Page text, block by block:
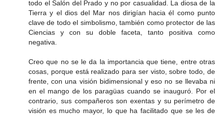
todo el Salón del Prado y no por casualidad. La diosa de la
Tierra y el dios del Mar nos dirigían hacia él como punto
clave de todo el simbolismo, también como protector de las
Ciencias y con su doble faceta, tanto positiva como
negativa.
Creo que no se le da la importancia que tiene, entre otras
cosas, porque está realizado para ser visto, sobre todo, de
frente, con una visión bidimensional y eso no se llevaba ni
en el mango de los paragüas cuando se inauguró. Por el
contrario, sus compañeros son exentas y su perímetro de
visión es mucho mayor, lo que ha facilitado que se les de